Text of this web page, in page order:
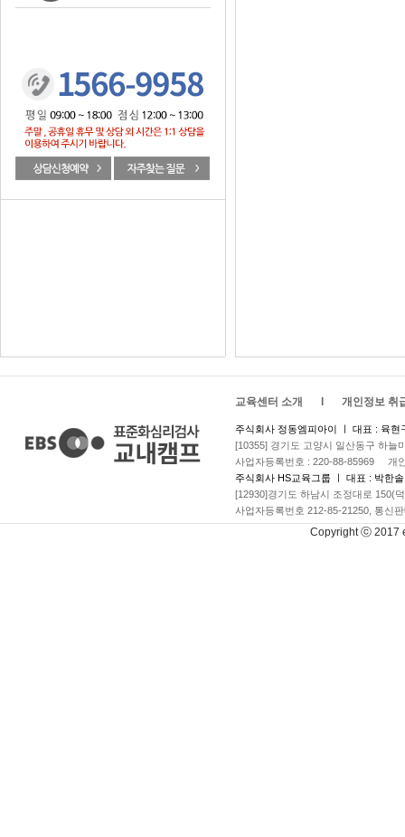
교육센터 소개 개인정보 취
주식회사 정동엠피아이 ㅣ 대표 : 육현
[10355] 경기도 고양시 일산동구 하늘
사업자등록번호 : 220-88-85969 개
주식회사 HS교육그룹 ㅣ 대표 : 박한솔
[12930]경기도 하남시 조정대로 150(
사업자등록번호 212-85-21250, 통신
Copyright ⓒ 2017